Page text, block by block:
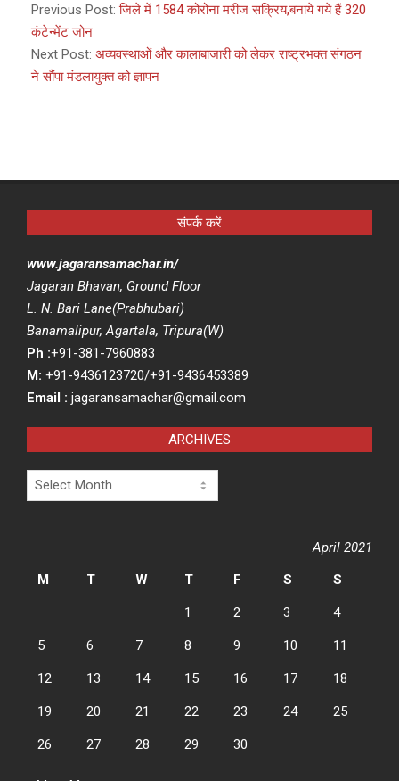
04-
23
Previous Post:जिले में 1584 कोरोना मरीज सक्रिय,बनाये गये हैं 320
कंटेन्मेंट जोन
Next Post: अव्यवस्थाओं और कालाबाजारी को लेकर राष्ट्रभक्त संगठन
ने सौंपा मंडलायुक्त को ज्ञापन
संपर्क करें
www.jagaransamachar.in/
Jagaran Bhavan, Ground Floor
L. N. Bari Lane(Prabhubari)
Banamalipur, Agartala, Tripura(W)
Ph :+91-381-7960883
M: +91-9436123720/+91-9436453389
Email : jagaransamachar@gmail.com
ARCHIVES
Archives
April 2021
M
T W T F S S
1 2 3 4
5 6 7 8 9 10 11
12 13 14 15 16 17 18
19 20 21 22 23 24 25
26 27 28 29 30